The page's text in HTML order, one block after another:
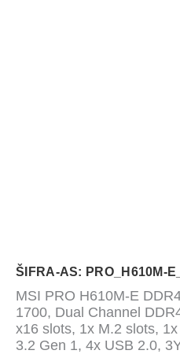
ŠIFRA-AS: PRO_H610M-
MSI PRO H610M-E
1700, Dual Channel
x16 slots, 1x M.2 slots,
3.2 Gen 1, 4x USB 2.0,